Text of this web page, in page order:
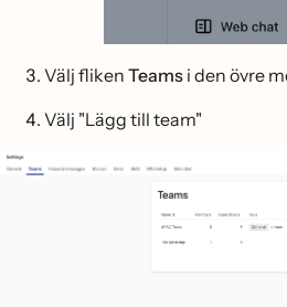
Välj fliken Teams i den övre
Välj "Lägg till team"